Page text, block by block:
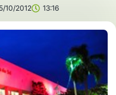
10/2012 13:16